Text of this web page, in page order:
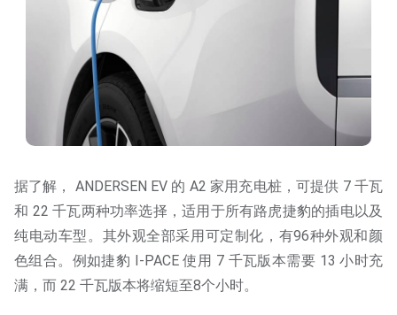
据了解， ANDERSEN EV 的 A2 家用充电桩，可提供 7 千瓦
和 22 千瓦两种功率选择，适用于所有路虎捷豹的插电以及
纯电动车型。其外观全部采用可定制化，有96种外观和颜
色组合。例如捷豹 I-PACE 使用 7 千瓦版本需要 13 小时充
满，而 22 千瓦版本将缩短至8个小时。